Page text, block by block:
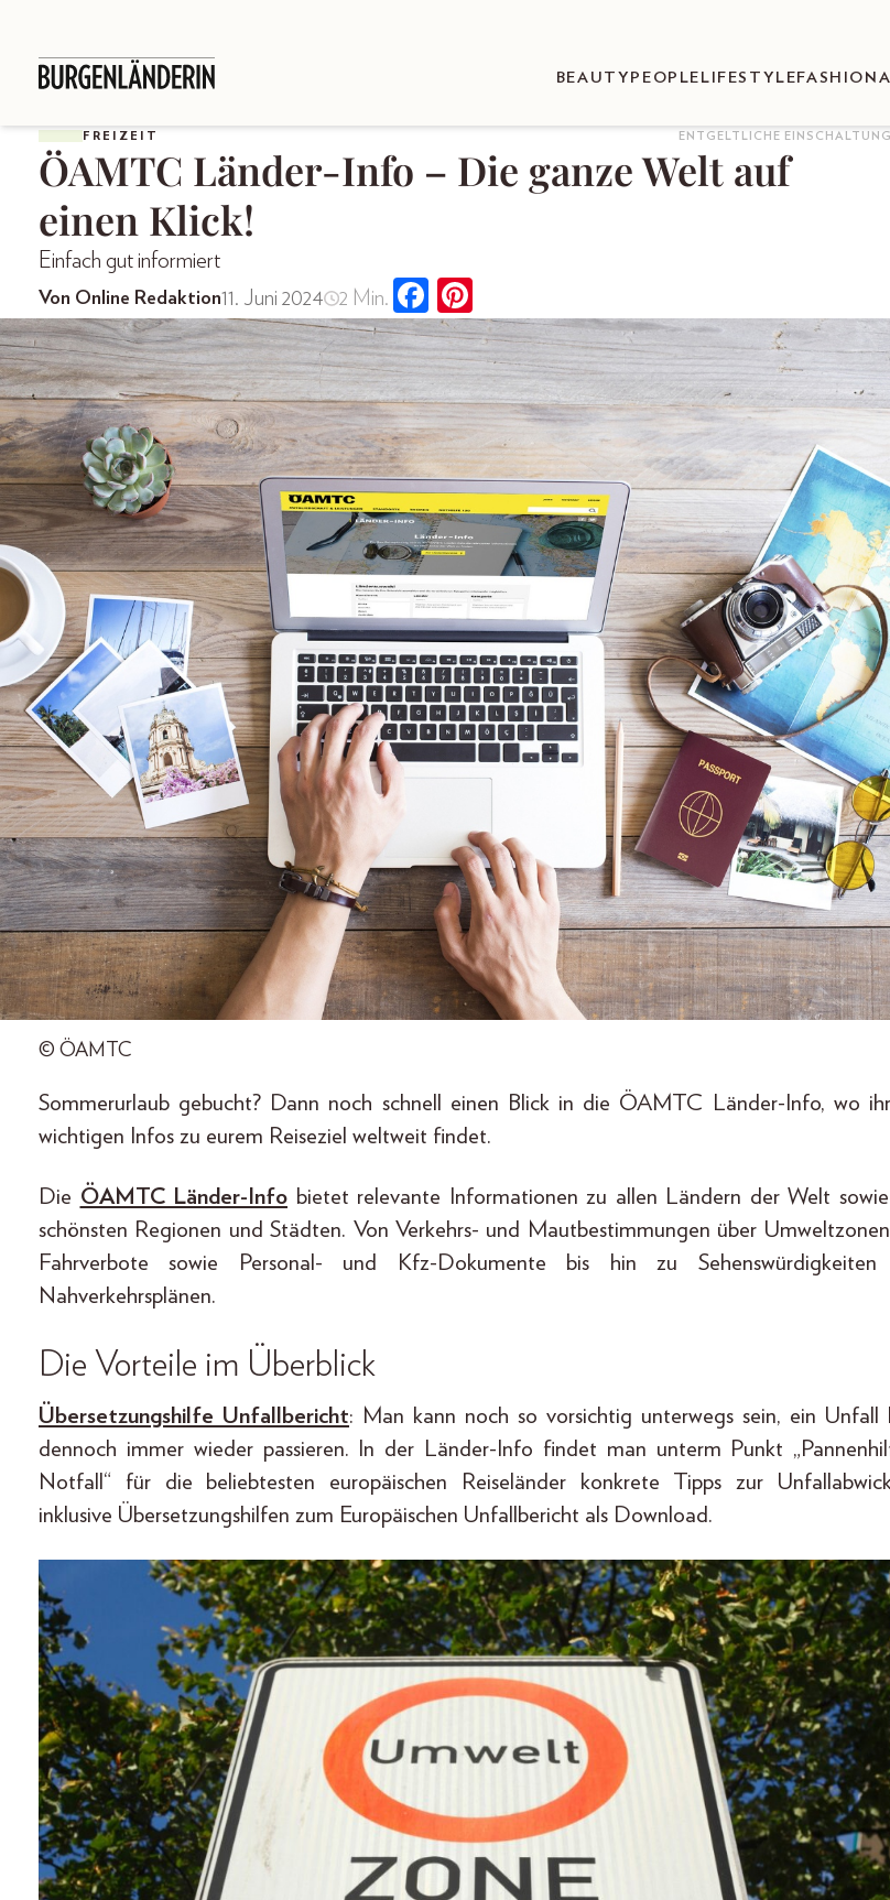
BEAUTY PEOPLE LIFESTYLEFASHION
FREIZEIT ENTGELTLICHE EINSCHALTUNG
ÖAMTC Länder-Info – Die ganze Welt auf
einen Klick!
Einfach gut informiert
Von Online Redaktion11. Juni 2024 2 Min.
© ÖAMTC
Sommerurlaub gebucht? Dann noch schnell einen Blick in die ÖAMTC Länder-Info, wo
wichtigen Infos zu eurem Reiseziel weltweit findet.
Die ÖAMTC Länder-Info bietet relevante Informationen zu allen Ländern der Welt
schönsten Regionen und Städten. Von Verkehrs- und Mautbestimmungen über
Fahrverbote sowie Personal- und Kfz-Dokumente bis hin zu Sehenswürdigkeiten
Nahverkehrsplänen.
Die Vorteile im Überblick
Übersetzungshilfe Unfallbericht: Man kann noch so vorsichtig unterwegs sein, ein Unfall
dennoch immer wieder passieren. In der Länder-Info findet man unterm Punkt
Notfall“ für die beliebtesten europäischen Reiseländer konkrete Tipps zur
inklusive Übersetzungshilfen zum Europäischen Unfallbericht als Download.